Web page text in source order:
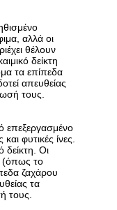
αλλά οι
θέλουν
δείκτη
τα επίπεδα
απευθείας
τους.
επεξεργασμένο
φυτικές ίνες.
δείκτη. Οι
(όπως το
ζαχάρου
τα
τους.